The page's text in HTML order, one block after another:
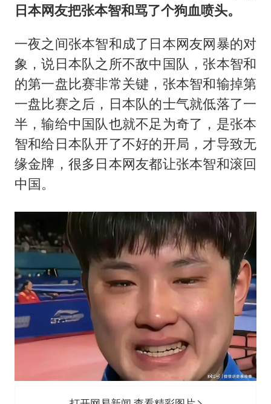
日本网友把张本智和骂了个狗血喷头。
一夜之间张本智和成了日本网友网暴的对
象，说日本队之所不敌中国队，张本智和
的第一盘比赛非常关键，张本智和输掉第
一盘比赛之后，日本队的士气就低落了一
半，输给中国队也就不足为奇了，是张本
智和给日本队开了不好的开局，才导致无
缘金牌，很多日本网友都让张本智和滚回
中国。